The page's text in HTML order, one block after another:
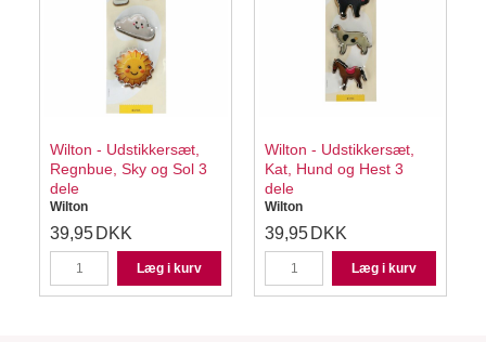
Wilton - Udstikkersæt,
Regnbue, Sky og Sol 3
dele
Wilton
39,95 DKK
Læg i kurv
Wilton - Udstikkersæt,
Kat, Hund og Hest 3
dele
Wilton
39,95 DKK
Læg i kurv